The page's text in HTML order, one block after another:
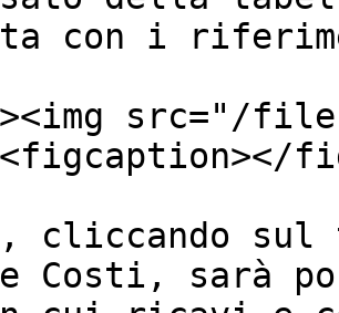
con i
src="/files/
cliccando
Costi, sarà